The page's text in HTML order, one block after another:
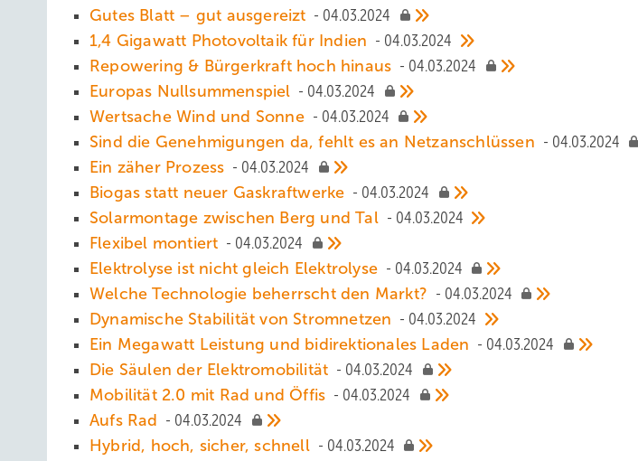
Gutes Blatt – gut ausgereizt
04.03.2024
1,4 Gigawatt Photovoltaik für Indien
04.03.2024
Repowering & Bürgerkraft hoch hinaus
04.03.2024
Europas Nullsummenspiel
04.03.2024
Wertsache Wind und Sonne
04.03.2024
S ind die Genehmigungen da, fehlt es an Netzanschlüssen
04.03.2024
Ein zäher Prozess
04.03.2024
Biogas statt neuer Gaskraftwerke
04.03.2024
Solarmontage zwischen Berg und Tal
04.03.2024
Flexibel montiert
04.03.2024
Elektrolyse ist nicht gleich Elektrolyse
04.03.2024
Welche Technologie beherrscht den Markt?
04.03.2024
Dynamische Stabilität von Stromnetzen
04.03.2024
Ein Megawatt Leistung und bidirektionales Laden
04.03.2024
Die Säul en der Elektromobilität
04.03.2024
Mobilität 2.0 mit Rad und Öffis
04.03.2024
Aufs Rad
04.03.2024
Hybrid, hoch, sicher, schnell
04.03.2024